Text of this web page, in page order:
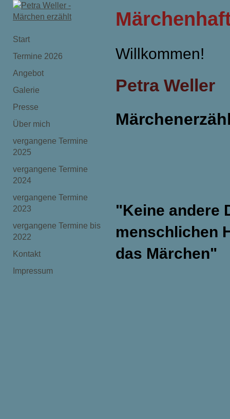
Start
Termine 2026
Angebot
Galerie
Presse
Über mich
vergangene Termine
2025
vergangene Termine
2024
vergangene Termine
2023
vergangene Termine bis
2022
Kontakt
Impressum
Willkommen!
Petra Weller
"Keine andere
menschlichen
das Märchen"